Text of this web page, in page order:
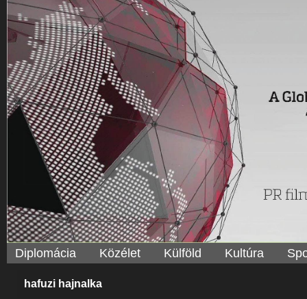
Diplomácia Közélet Külföld Kultúra
hafuzi hajnalka